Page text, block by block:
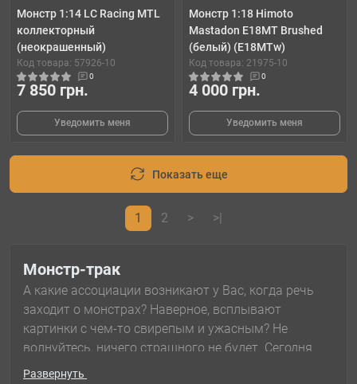
Монстр 1:14 LC Racing MTL
коллекторный
(неокрашенный)
Код товара: 57926-10
0
7 850 грн.
Уведомить меня
Монстр 1:18 Himoto
Mastadon E18MT Brushed
(белый) (E18MTw)
Код товара: 21975-10
0
4 000 грн.
Уведомить меня
Показать еще
1 2 > >|
Монстр-трак
А какие ассоциации возникают у Вас, когда речь
заходит о монстрах? Наверное, всплывают
картинки с чем-то свирепым и ужасным? Не
волнуйтесь, ничего страшного не будет. Сегодня
мы познакомим Вас с
Развернуть